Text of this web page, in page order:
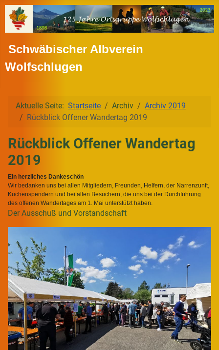
Schwäbischer Albverein
Wolfschlugen
Aktuelle Seite: Startseite Archiv
Archiv 2019
Rückblick Offener Wandertag 2019
Rückblick Offener Wandertag
2019
Ein herzliches Dankeschön
Wir bedanken uns bei allen Mitgliedern, Freunden, Helfern, der Narrenzunft,
Kuchenspendern und bei allen Besuchern, die uns bei der Durchführung
des offenen Wandertages am 1. Mai unterstützt haben.
Der Ausschuß und Vorstandschaft